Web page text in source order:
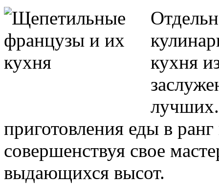
кухня
приготовления еды в ранг
совершенствуя свое
выдающихся высот.